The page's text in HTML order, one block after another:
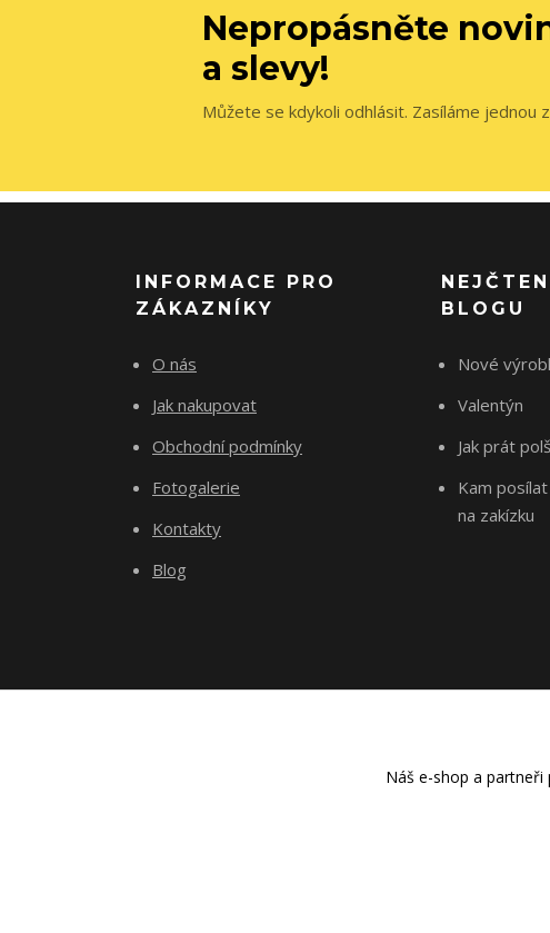
Nepropásněte
a slevy!
Můžete se kdykoli odhlásit. Zasíláme jednou
INFORMACE PRO
ZÁKAZNÍKY
O nás
Jak nakupovat
Obchodní podmínky
Fotogalerie
Kontakty
Blog
BLOGU
Nové
Valentýn
Jak prát
Kam
na zakízku
Náš e-shop a partneři